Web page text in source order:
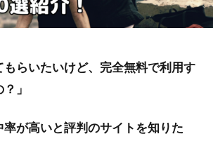
もらいたいけど、完全無料で利用す
」
率が高いと評判のサイトを知りた